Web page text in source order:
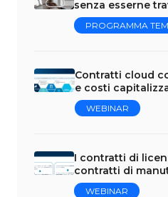
senza esserne
PROGRAMMA
Contratti cloud
e costi
WEBINAR
I contratti di
contratti di
WEBINAR